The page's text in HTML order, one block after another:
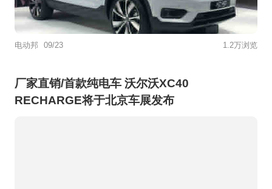
电动邦 09/23 1.2万浏览
厂家直销/首款纯电车 沃尔沃XC40
RECHARGE将于北京车展发布